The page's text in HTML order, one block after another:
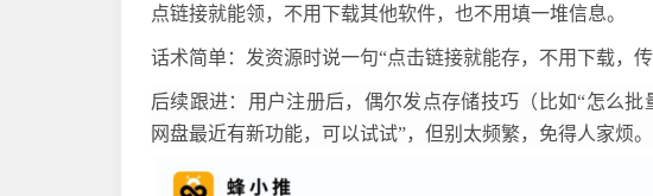
点链接就能领，不用下载其他软件，也不用填一堆信息。
话术简单：发资源时说一句“点击链接就能存，不用下载，
后续跟进：用户注册后，偶尔发点存储技巧（比如“怎么批
网盘最近有新功能，可以试试”，但别太频繁，免得人家烦。